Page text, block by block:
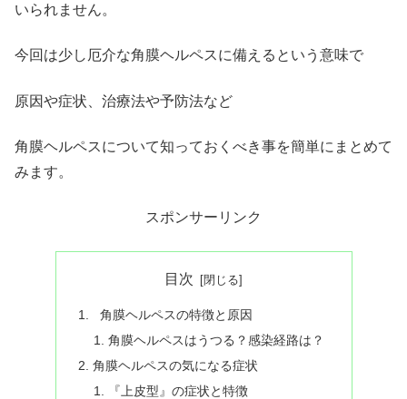
いられません。
今回は少し厄介な角膜ヘルペスに備えるという意味で
原因や症状、治療法や予防法など
角膜ヘルペスについて知っておくべき事を簡単にまとめて
みます。
スポンサーリンク
目次
角膜ヘルペスの特徴と原因
角膜ヘルペスはうつる？感染経路は？
角膜ヘルペスの気になる症状
『上皮型』の症状と特徴